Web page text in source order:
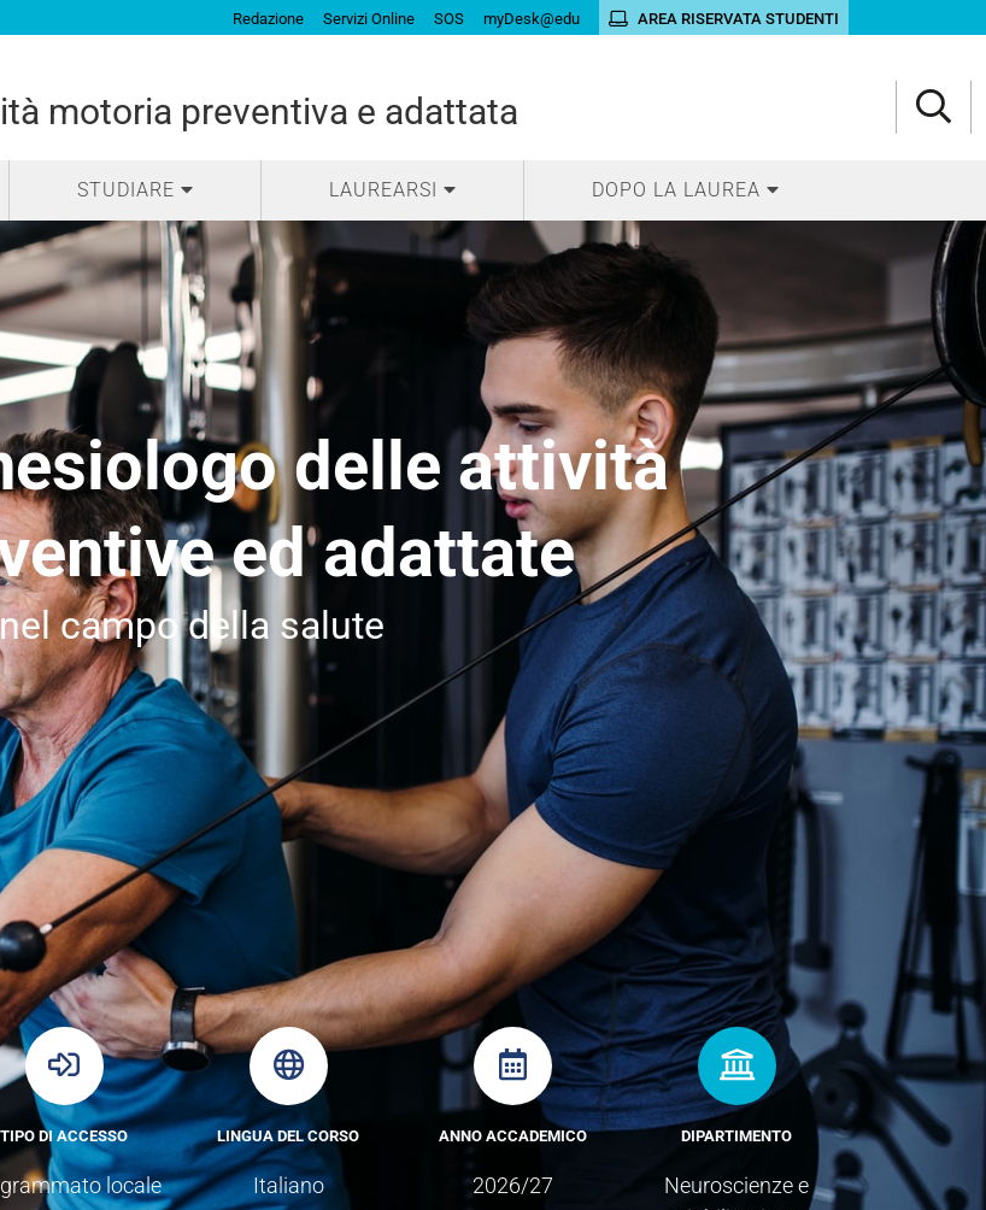
Redazione Servizi Online SOS myDesk@edu AREA RISERVATA STUDENTI
motoria preventiva e adattata
STUDIARE LAUREARSI DOPO LA LAUREA
delle attività
ed adattate
campo della salute
TIPO DI ACCESSO
locale
LINGUA DEL CORSO
Italiano
ANNO ACCADEMICO
2026/27
DIPARTIMENTO
Neuroscienze e